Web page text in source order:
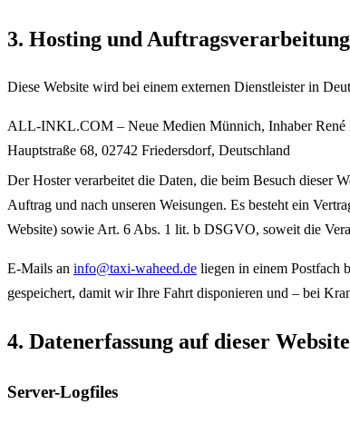
3. Hosting und Auftragsverarbeitung
Diese Website wird bei einem externen Dienstleister in
ALL-INKL.COM – Neue Medien Münnich, Inhaber René
Hauptstraße 68, 02742 Friedersdorf, Deutschland
Der Hoster verarbeitet die Daten, die beim Besuch dieser
Auftrag und nach unseren Weisungen. Es besteht ein
Website) sowie Art. 6 Abs. 1 lit. b DSGVO, soweit die
E-Mails an info@taxi-waheed.de liegen in einem Postfach
gespeichert, damit wir Ihre Fahrt disponieren und – bei
4. Datenerfassung auf dieser Website
Server-Logfiles